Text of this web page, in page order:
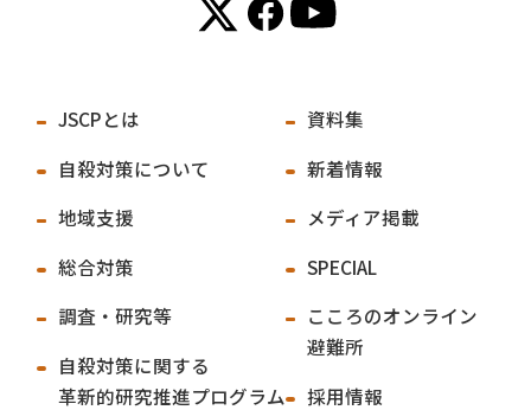
JSCPとは
自殺対策について
地域支援
総合対策
調査・研究等
自殺対策に関する
革新的研究推進プログラム
資料集
新着情報
メディア掲載
SPECIAL
こころのオンライン
避難所
採用情報